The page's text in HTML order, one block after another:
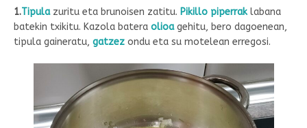
1.Tipulazuritu eta brunoisen zatitu. Pikillo piperrak labana
batekin txikitu. Kazola batera olioagehitu, bero dagoenean,
tipula gaineratu, gatzez ondu eta su motelean erregosi.